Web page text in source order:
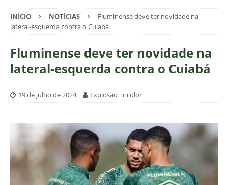
INÍCIO NOTÍCIAS
Fluminense deve ter novidade na
lateral-esquerda contra o Cuiabá
Fluminense deve ter novidade na
lateral-esquerda contra o Cuiabá
19 de julho de 2024 Explosao Tricolor